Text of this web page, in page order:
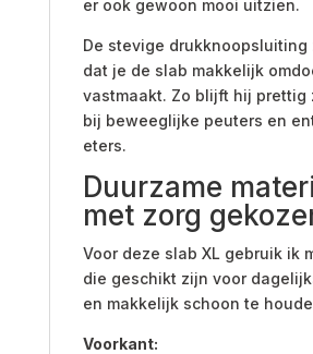
er ook gewoon mooi uitzien.
De stevige drukknoopsluiting
dat je de slab makkelijk
vastmaakt. Zo blijft hij prettig
bij beweeglijke peuters en
eters.
Duurzame
met zorg
Voor deze slab XL gebruik ik
die geschikt zijn voor
en makkelijk schoon te
Voorkant: